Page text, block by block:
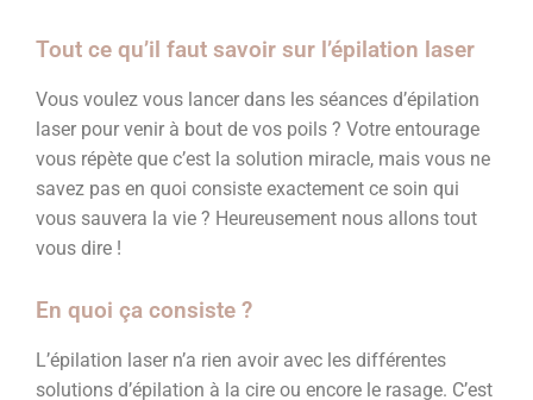
Tout ce qu’il faut savoir sur l’épilation laser
Vous voulez vous lancer dans les séances d’épilation
laser pour venir à bout de vos poils ? Votre entourage
vous répète que c’est la solution miracle, mais vous ne
savez pas en quoi consiste exactement ce soin qui
vous sauvera la vie ? Heureusement nous allons tout
vous dire !
En quoi ça consiste ?
L’épilation laser n’a rien avoir avec les différentes
solutions d’épilation à la cire ou encore le rasage. C’est